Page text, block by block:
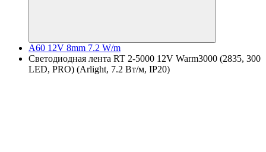
A60 12V 8mm 7.2 W/m
Светодиодная лента RT 2-5000 12V Warm3000 (2835, 300
LED, PRO) (Arlight, 7.2 Вт/м, IP20)